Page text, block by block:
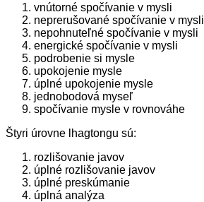
vnútorné spočívanie v mysli
neprerušované spočívanie v mysli
nepohnuteľné spočívanie v mysli
energické spočívanie v mysli
podrobenie si mysle
upokojenie mysle
úplné upokojenie mysle
jednobodová myseľ
spočívanie mysle v rovnováhe
Štyri úrovne lhagtongu sú:
rozlišovanie javov
úplné rozlišovanie javov
úplné preskúmanie
úplná analýza